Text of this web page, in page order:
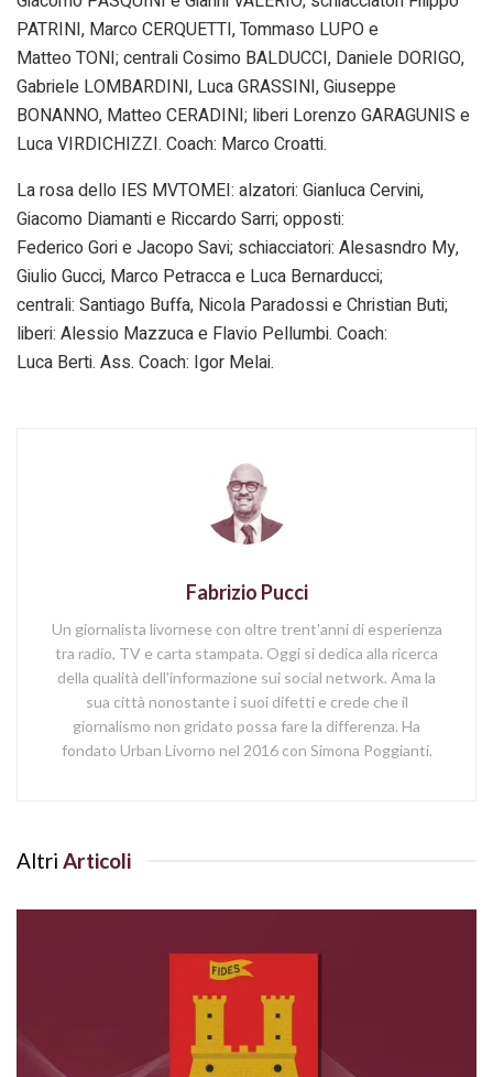
PATRINI, Marco CERQUETTI, Tommaso LUPO e
Matteo TONI; centrali Cosimo BALDUCCI, Daniele DORIGO,
Gabriele LOMBARDINI, Luca GRASSINI, Giuseppe
BONANNO, Matteo CERADINI; liberi Lorenzo GARAGUNIS e
Luca VIRDICHIZZI. Coach: Marco Croatti.
La rosa dello IES MVTOMEI: alzatori: Gianluca Cervini,
Giacomo Diamanti e Riccardo Sarri; opposti:
Federico Gori e Jacopo Savi; schiacciatori: Alesasndro My,
Giulio Gucci, Marco Petracca e Luca Bernarducci;
centrali: Santiago Buffa, Nicola Paradossi e Christian Buti;
liberi: Alessio Mazzuca e Flavio Pellumbi. Coach:
Luca Berti. Ass. Coach: Igor Melai.
Fabrizio Pucci
Un giornalista livornese con oltre trent'anni di esperienza
tra radio, TV e carta stampata. Oggi si dedica alla ricerca
della qualità dell'informazione sui social network. Ama la
sua città nonostante i suoi difetti e crede che il
giornalismo non gridato possa fare la differenza. Ha
fondato Urban Livorno nel 2016 con Simona Poggianti.
Altri Articoli